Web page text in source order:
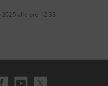
alle ore 12:33